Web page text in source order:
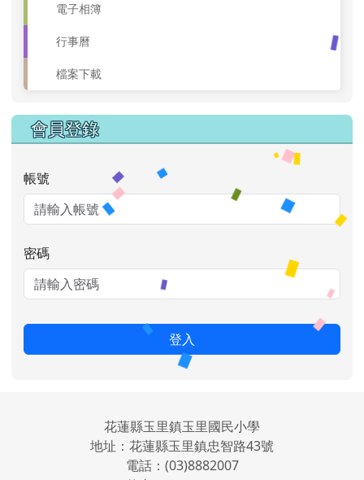
電子相簿
行事曆
檔案下載
會員登錄
帳號
密碼
登入
花蓮縣玉里鎮玉里國民小學
地址：花蓮縣玉里鎮忠智路43號
電話：(03)8882007